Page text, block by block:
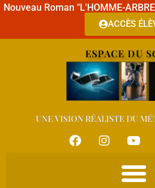
Nouveau Roman "L'HOMME-
ACCÈS
ESPACE DU
UNE VISION RÉALISTE DU